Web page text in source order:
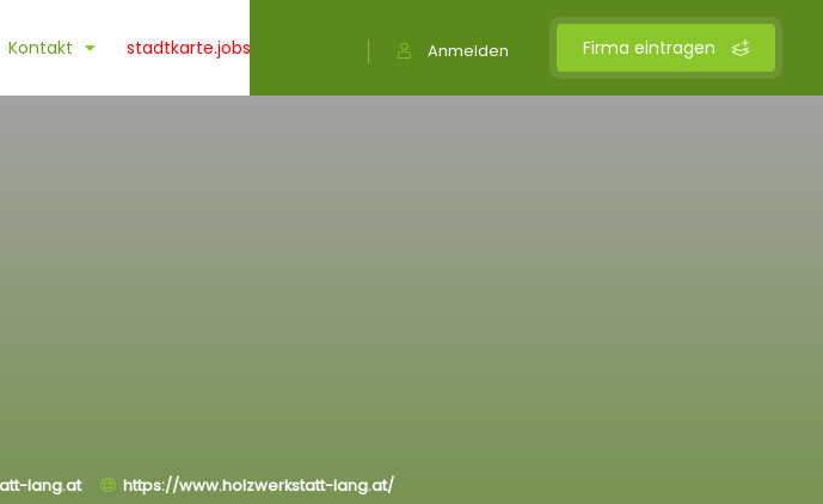
Firma eintragen
Anmelden
Kontakt stadtkarte.jobs
lang.at https://www.holzwerkstatt-lang.at/